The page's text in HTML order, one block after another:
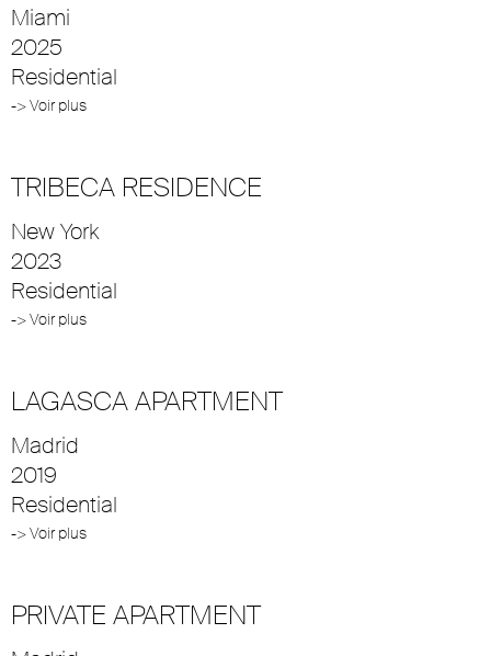
Miami
2025
Residential
-> Voir plus
TRIBECA RESIDENCE
New York
2023
Residential
-> Voir plus
LAGASCA APARTMENT
Madrid
2019
Residential
-> Voir plus
PRIVATE APARTMENT